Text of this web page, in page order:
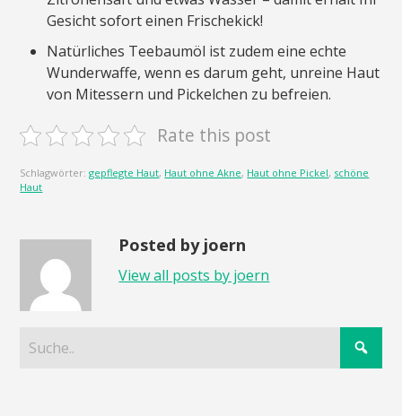
Gesicht sofort einen Frischekick!
Natürliches Teebaumöl ist zudem eine echte
Wunderwaffe, wenn es darum geht, unreine Haut
von Mitessern und Pickelchen zu befreien.
Rate this post
Schlagwörter:gepflegte Haut, Haut ohne Akne, Haut ohne Pickel, schöne
Haut
Posted by joern
View all posts by joern